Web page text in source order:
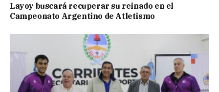
Layoy buscará recuperar su reinado en el
Campeonato Argentino de Atletismo